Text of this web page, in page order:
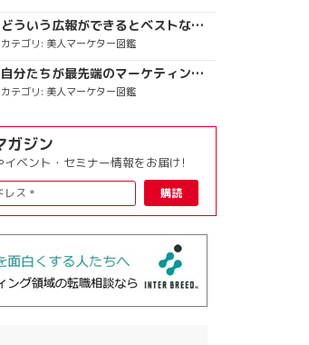
どういう広報ができるとベストなのか
カテゴリ: 美人マーケター図鑑
自分たちが最先端のマーケティングを目指す
カテゴリ: 美人マーケター図鑑
ガジン
イベント・セミナー情報をお届け!